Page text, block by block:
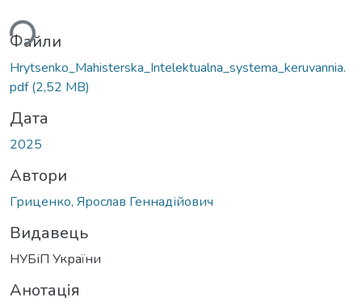
Файли
Hrytsenko_Mahisterska_Intelektualna_systema_keruvannia.
pdf(2,52 MB)
Дата
2025
Автори
Гриценко, Ярослав Геннадійович
Видавець
НУБіП України
Анотація